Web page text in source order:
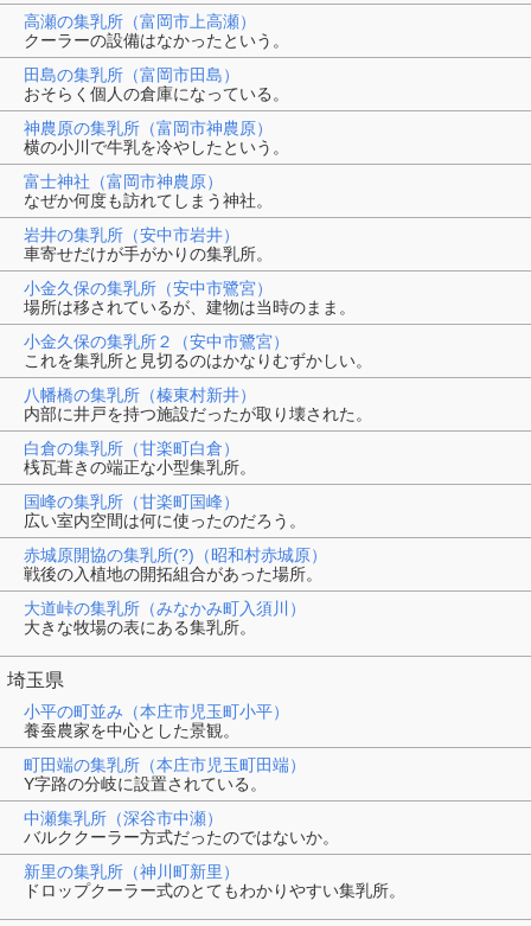
高瀬の集乳所（富岡市上高瀬）
クーラーの設備はなかったという。
田島の集乳所（富岡市田島）
おそらく個人の倉庫になっている。
神農原の集乳所（富岡市神農原）
横の小川で牛乳を冷やしたという。
富士神社（富岡市神農原）
なぜか何度も訪れてしまう神社。
岩井の集乳所（安中市岩井）
車寄せだけが手がかりの集乳所。
小金久保の集乳所（安中市鷺宮）
場所は移されているが、建物は当時のまま。
小金久保の集乳所２（安中市鷺宮）
これを集乳所と見切るのはかなりむずかしい。
八幡橋の集乳所（榛東村新井）
内部に井戸を持つ施設だったが取り壊された。
白倉の集乳所（甘楽町白倉）
桟瓦葺きの端正な小型集乳所。
国峰の集乳所（甘楽町国峰）
広い室内空間は何に使ったのだろう。
赤城原開協の集乳所(?)（昭和村赤城原）
戦後の入植地の開拓組合があった場所。
大道峠の集乳所（みなかみ町入須川）
大きな牧場の表にある集乳所。
埼玉県
小平の町並み（本庄市児玉町小平）
養蚕農家を中心とした景観。
町田端の集乳所（本庄市児玉町田端）
Y字路の分岐に設置されている。
中瀬集乳所（深谷市中瀬）
バルククーラー方式だったのではないか。
新里の集乳所（神川町新里）
ドロップクーラー式のとてもわかりやすい集乳所。